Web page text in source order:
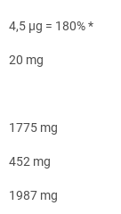
4,5 μg = 180% *
20 mg
1775 mg
452 mg
1987 mg